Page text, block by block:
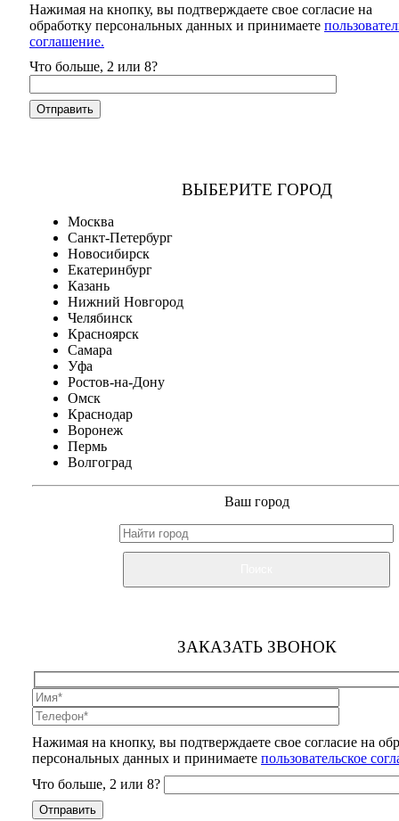
Нажимая на кнопку, вы подтверждаете свое согласие на
обработку персональных данных и принимаете
соглашение.
Что больше, 2 или 8?
ВЫБЕРИТЕ ГОРОД
Москва
Санкт-Петербург
Новосибирск
Екатеринбург
Казань
Нижний Новгород
Челябинск
Красноярск
Самара
Уфа
Ростов-на-Дону
Омск
Краснодар
Воронеж
Пермь
Волгоград
Ваш город
ЗАКАЗАТЬ ЗВОНОК
Нажимая на кнопку, вы подтверждаете свое согласие на
персональных данных и принимаете пользовательское
Что больше, 2 или 8?